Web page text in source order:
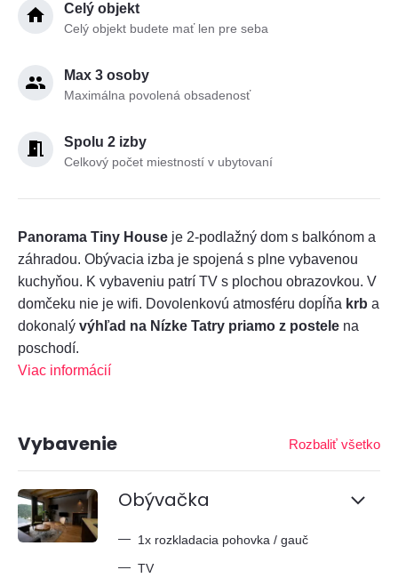
Celý objekt
Celý objekt budete mať len pre seba
Max 3 osoby
Maximálna povolená obsadenosť
Spolu 2 izby
Celkový počet miestností v ubytovaní
Panorama Tiny House je 2-podlažný dom s balkónom a
záhradou. Obývacia izba je spojená s plne vybavenou
kuchyňou. K vybaveniu patrí TV s plochou obrazovkou. V
domčeku nie je wifi. Dovolenkovú atmosféru dopĺňa krb a
dokonalý výhľad na Nízke Tatry priamo z postele na
poschodí.
Viac informácií
Vybavenie Rozbaliť všetko
Obývačka
— 1x rozkladacia pohovka / gauč
— TV